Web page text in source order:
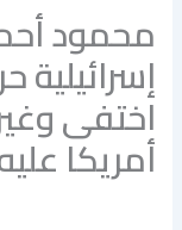
محمود
إسرائيلية
اختفى
أمريكا